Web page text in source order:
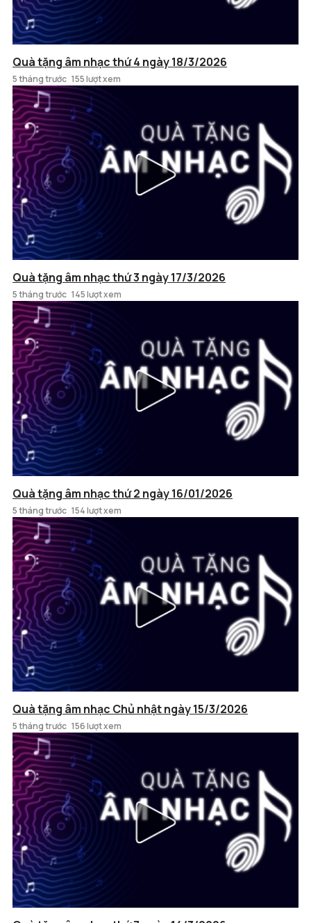
Quà tặng âm nhạc thứ 4 ngày 18/3/2026
5 tháng trước 155 lượt xem
Quà tặng âm nhạc thứ 3 ngày 17/3/2026
5 tháng trước 145 lượt xem
Quà tặng âm nhạc thứ 2 ngày 16/01/2026
5 tháng trước 154 lượt xem
Quà tặng âm nhạc Chủ nhật ngày 15/3/2026
5 tháng trước 156 lượt xem